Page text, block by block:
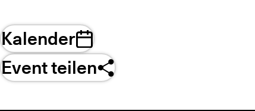
Kalender
Event teilen